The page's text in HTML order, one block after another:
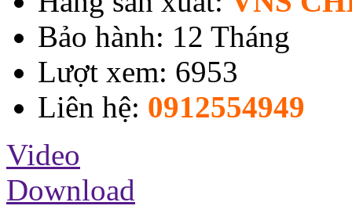
Bảo hành: 12 Tháng
Lượt xem: 6953
Liên hệ: 0912554949
Video
Download